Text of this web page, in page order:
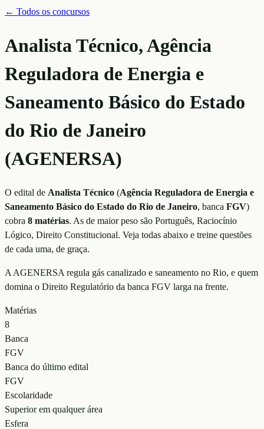
← Todos os concursos
Analista Técnico, Agência
Reguladora de Energia e
Saneamento Básico do Estado
do Rio de Janeiro
(AGENERSA)
O edital de Analista Técnico (Agência Reguladora de Energia e
Saneamento Básico do Estado do Rio de Janeiro, banca FGV)
cobra 8 matérias. As de maior peso são Português, Raciocínio
Lógico, Direito Constitucional. Veja todas abaixo e treine questões
de cada uma, de graça.
A AGENERSA regula gás canalizado e saneamento no Rio, e quem
domina o Direito Regulatório da banca FGV larga na frente.
Matérias
8
Banca
FGV
Banca do último edital
FGV
Escolaridade
Superior em qualquer área
Esfera